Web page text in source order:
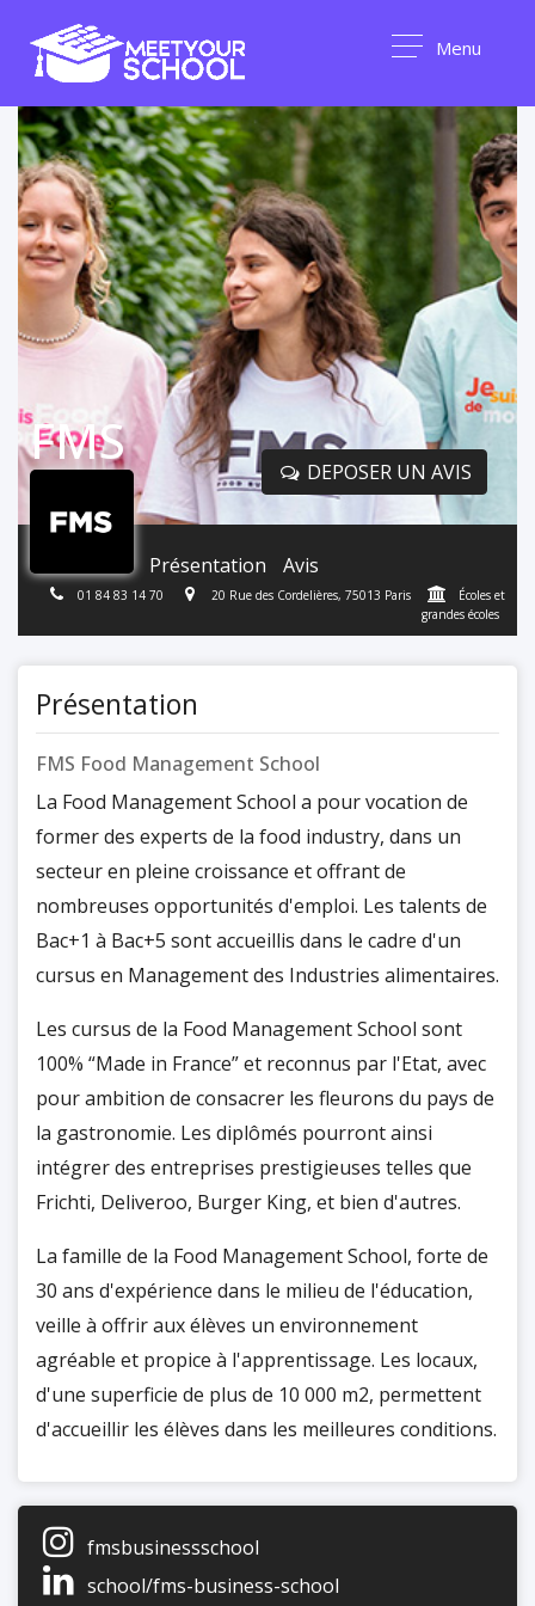
Menu
DEPOSER UN AVIS
FMS
Présentation Avis
01 84 83 14 70 20 Rue des Cordelières, 75013 Paris
Écoles et
grandes écoles
Présentation
FMS Food Management School
La Food Management School a pour vocation de
former des experts de la food industry, dans un
secteur en pleine croissance et offrant de
nombreuses opportunités d'emploi. Les talents de
Bac+1 à Bac+5 sont accueillis dans le cadre d'un
cursus en Management des Industries alimentaires.
Les cursus de la Food Management School sont
100% “Made in France” et reconnus par l'Etat, avec
pour ambition de consacrer les fleurons du pays de
la gastronomie. Les diplômés pourront ainsi
intégrer des entreprises prestigieuses telles que
Frichti, Deliveroo, Burger King, et bien d'autres.
La famille de la Food Management School, forte de
30 ans d'expérience dans le milieu de l'éducation,
veille à offrir aux élèves un environnement
agréable et propice à l'apprentissage. Les locaux,
d'une superficie de plus de 10 000 m2, permettent
d'accueillir les élèves dans les meilleures conditions.
La Food Management School forme des
du milieu de la food dès leur premier emploi. En
plus d'un solide bagage théorique, les élèves
fmsbusinessschool
school/fms-business-school